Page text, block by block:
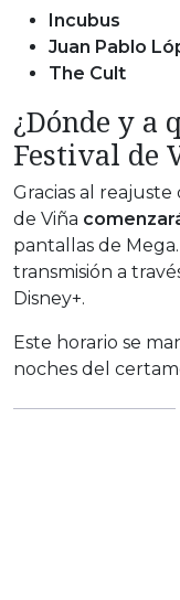
Incubus
Juan Pablo
The Cult
¿Dónde y a
Festival de
Gracias al reajuste
de Viña
pantallas de
transmisión a
Disney+.
Este horario se
noches del